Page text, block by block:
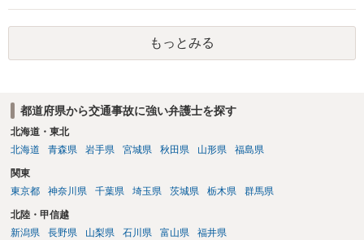
金の支払いにつき、分割払いに合意すれば、和解は可能です。 他方で
合意しなければ和解できないことになります。 今後の見通しを知る為
に、交渉の方向性につき、最寄りの法律事務所で相談だけでもされる
ことも検討ください。
もっとみる
都道府県から交通事故に強い弁護士を探す
北海道・東北
北海道
青森県 岩手県 宮城県 秋田県 山形県 福島県
関東
東京都
神奈川県 千葉県 埼玉県 茨城県 栃木県 群馬県
北陸・甲信越
新潟県
長野県 山梨県 石川県 富山県 福井県